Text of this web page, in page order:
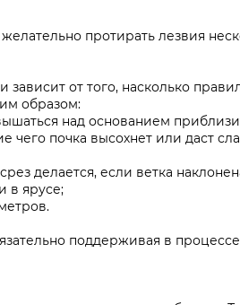
протирать лезвия
от того, насколько
образом:
над основанием
чего почка высохнет или даст
делается, если ветка
в ярусе;
поддерживая в